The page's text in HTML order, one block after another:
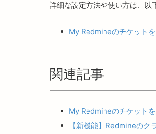
詳細な設定方法や使い方は、以
My Redmineのチケット
関連記事
My Redmineのチケット
【新機能】Redmineの